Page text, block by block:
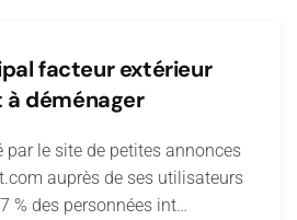
facteur extérieur
déménager
par le site de petites annonces
auprès de ses utilisateurs
% des personnées int…